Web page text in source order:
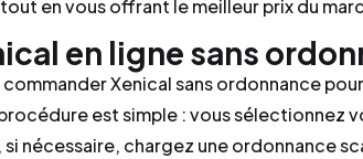
en vous offrant le meilleur prix du
en ligne sans
Xenical sans ordonnance
est simple : vous sélectionnez
nécessaire, chargez une ordonnance